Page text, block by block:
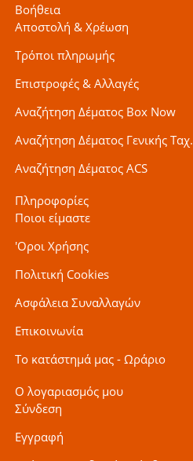
Βοήθεια
Αποστολή & Χρέωση
Τρόποι πληρωμής
Επιστροφές & Αλλαγές
Αναζήτηση Δέματος Box Now
Αναζήτηση Δέματος Γενικής Ταχ.
Αναζήτηση Δέματος ACS
Πληροφορίες
Ποιοι είμαστε
'Οροι Χρήσης
Πολιτική Cookies
Ασφάλεια Συναλλαγών
Επικοινωνία
Το κατάστημά μας - Ωράριο
Ο λογαριασμός μου
Σύνδεση
Εγγραφή